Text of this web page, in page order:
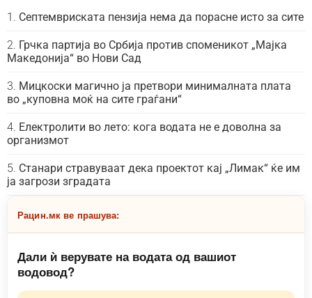
Септемвриската пензија нема да порасне исто за сите
Грчка партија во Србија против споменикот „Мајка
Македонија“ во Нови Сад
Мицкоски магично ја претвори минималната плата
во „куповна моќ на сите граѓани“
Електролити во лето: кога водата не е доволна за
организмот
Станари стравуваат дека проектот кај „Лимак“ ќе им
ја загрози зградата
Рацин.мк ве прашува:
Дали ѝ верувате на водата од вашиот
водовод?